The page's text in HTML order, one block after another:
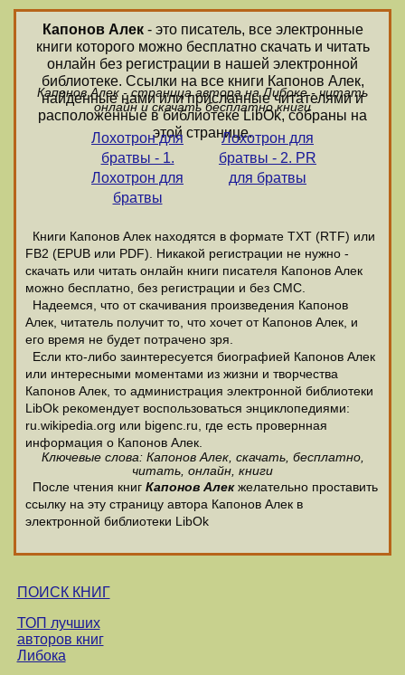
Капонов Алек- это писатель, все электронные
книги которого можно бесплатно скачать и читать
онлайн без регистрации в нашей электронной
библиотеке. Ссылки на все книги Капонов Алек,
найденные нами или присланные читателями и
расположенные в библиотеке LibOk, собраны на
этой странице.
Капонов Алек - страница автора на Либоке - читать
онлайн и скачать бесплатно книги
Лохотрон для
братвы - 1.
Лохотрон для
братвы
Лохотрон для
братвы - 2. PR
для братвы
Книги Капонов Алек находятся в формате ТХТ (RTF) или
FB2 (EPUB или PDF). Никакой регистрации не нужно -
скачать или читать онлайн книги писателя Капонов Алек
можно бесплатно, без регистрации и без СМС.
Надеемся, что от скачивания произведения Капонов
Алек, читатель получит то, что хочет от Капонов Алек, и
его время не будет потрачено зря.
Если кто-либо заинтересуется биографией Капонов Алек
или интересными моментами из жизни и творчества
Капонов Алек, то администрация электронной библиотеки
LibOk рекомендует воспользоваться энциклопедиями:
ru.wikipedia.org или bigenc.ru, где есть провернная
информация о Капонов Алек.
Ключевые слова: Капонов Алек, скачать, бесплатно,
читать, онлайн, книги
После чтения книг Капонов Алекжелательно проставить
ссылку на эту страницу автора Капонов Алек в
электронной библиотеки LibOk
ПОИСК КНИГ
ТОП лучших
авторов книг
Либока